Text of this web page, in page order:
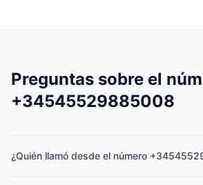
Preguntas sobre el
+34545529885008
¿Quién llamó desde el número